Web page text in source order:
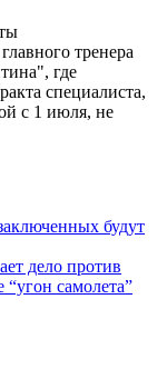
тренера
где
специалиста,
с 1 июля, не
будут
дело против
“угон самолета”